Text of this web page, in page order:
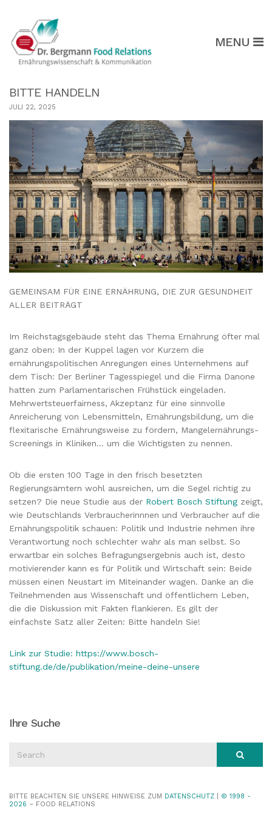
MENU
BITTE HANDELN
JULI 22, 2025
GEMEINSAM FÜR EINE ERNÄHRUNG, DIE ZUR GESUNDHEIT
ALLER BEITRÄGT
Im Reichstagsgebäude steht das Thema Ernährung öfter mal
ganz oben: In der Kuppel lagen vor Kurzem die
ernährungspolitischen Anregungen eines Unternehmens auf
dem Tisch: Der Berliner Tagesspiegel und die Firma Danone
hatten zum Parlamentarischen Frühstück eingeladen.
Mehrwertsteuerfairness, Akzeptanz für eine sinnvolle
Anreicherung von Lebensmitteln, Ernährungsbildung, um die
flexitarische Ernährungsweise zu fördern, Mangelernährungs-
Screenings in Kliniken… um die Wichtigsten zu nennen.
Ob die ersten 100 Tage in den frisch besetzten
Regierungsämtern wohl ausreichen, um die Segel richtig zu
setzen? Die neue Studie aus der Robert Bosch Stiftung zeigt,
wie Deutschlands Verbraucherinnnen und Verbraucher auf die
Ernährungspolitik schauen: Politik und Industrie nehmen ihre
Verantwortung noch schlechter wahr als man selbst. So
erwartbar ein solches Befragungsergebnis auch ist, desto
motivierender kann es für Politik und Wirtschaft sein: Beide
müssen einen Neustart im Miteinander wagen. Danke an die
Teilnehmenden aus Wissenschaft und öffentlichem Leben,
die die Diskussion mit Fakten flankieren. Es gilt der
einfachste Satz aller Zeiten: Bitte handeln Sie!
Link zur Studie: https://www.bosch-
stiftung.de/de/publikation/meine-deine-unsere
Ihre Suche
BITTE BEACHTEN SIE UNSERE HINWEISE ZUM DATENSCHUTZ
© 1998 -
2026 – FOOD RELATIONS